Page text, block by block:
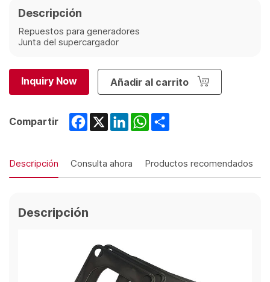
Descripción
Repuestos para generadores
Junta del supercargador
Inquiry Now Añadir al carrito
Compartir Facebook
X LinkedInWhatsApp
Descripción Consulta ahora Productos recomendados
Descripción